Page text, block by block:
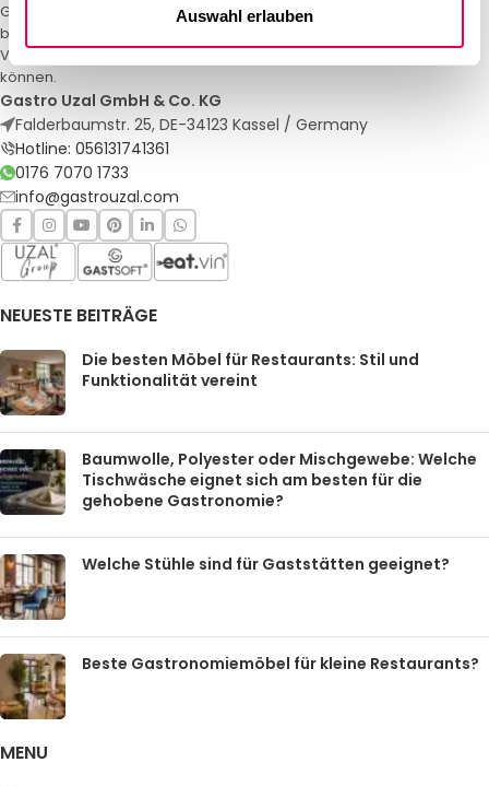
Auswahl erlauben
Gastro Uzal – Ihr Spezialist für Gastronomiemöbel und -textilien. Wir
bieten maßgeschneiderte Lösungen für Restaurants, Hotels und
Veranstaltungen. Qualität und Service, auf die Sie sich verlassen
können.
Gastro Uzal GmbH & Co. KG
Falderbaumstr. 25, DE-34123 Kassel / Germany
Hotline: 056131741361
0176 7070 1733
info@gastrouzal.com
NEUESTE BEITRÄGE
Die besten Möbel für Restaurants: Stil und
Funktionalität vereint
Baumwolle, Polyester oder Mischgewebe: Welche
Tischwäsche eignet sich am besten für die
gehobene Gastronomie?
Welche Stühle sind für Gaststätten geeignet?
Beste Gastronomiemöbel für kleine Restaurants?
MENU